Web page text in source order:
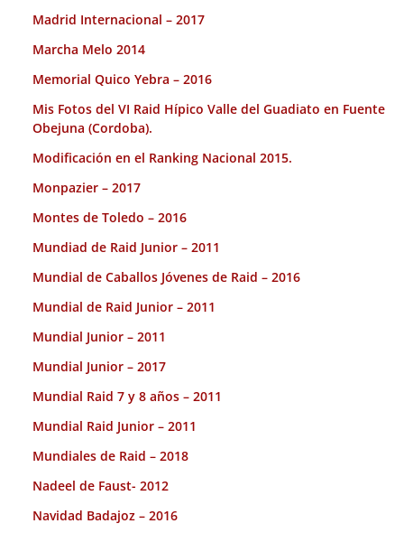
Madrid Internacional – 2017
Marcha Melo 2014
Memorial Quico Yebra – 2016
Mis Fotos del VI Raid Hípico Valle del Guadiato en Fuente
Obejuna (Cordoba).
Modificación en el Ranking Nacional 2015.
Monpazier – 2017
Montes de Toledo – 2016
Mundiad de Raid Junior – 2011
Mundial de Caballos Jóvenes de Raid – 2016
Mundial de Raid Junior – 2011
Mundial Junior – 2011
Mundial Junior – 2017
Mundial Raid 7 y 8 años – 2011
Mundial Raid Junior – 2011
Mundiales de Raid – 2018
Nadeel de Faust- 2012
Navidad Badajoz – 2016